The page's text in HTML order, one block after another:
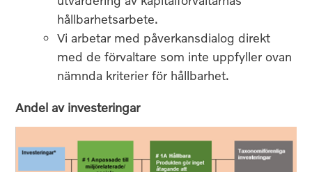
hållbarhetsarbete.
Vi arbetar med påverkansdialog direkt
med de förvaltare som inte uppfyller ovan
nämnda kriterier för hållbarhet.
Andel av investeringar